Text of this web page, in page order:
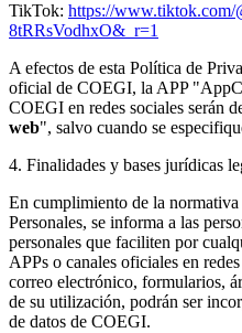
TikTok: https://www.tiktok.com/
8tRRsVodhxO&_r=1
A efectos de esta Política de
oficial de COEGI, la APP
COEGI en redes sociales serán
web", salvo cuando se
4. Finalidades y bases jurídicas
En cumplimiento de la
Personales, se informa a las
personales que faciliten por
APPs o canales oficiales en
correo electrónico, formularios,
de su utilización, podrán ser
de datos de COEGI.